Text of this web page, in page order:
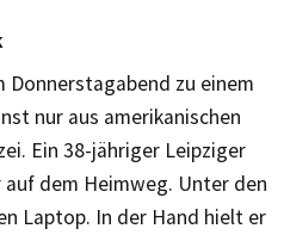
Donnerstagabend zu einem
nur aus amerikanischen
Ein 38-jähriger Leipziger
dem Heimweg. Unter den
Laptop. In der Hand hielt er